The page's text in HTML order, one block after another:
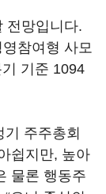
전망입니다.
참여형 사모
기준 1094
주주총회
쉽지만, 높아
물론 행동주